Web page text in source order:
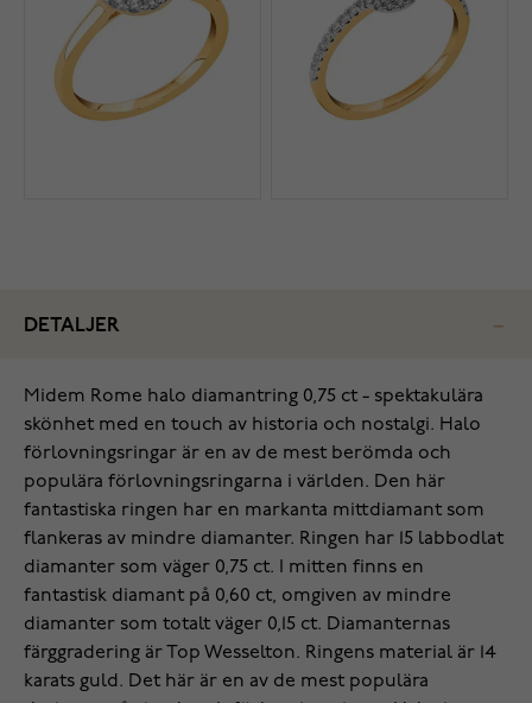
DETALJER
Midem Rome halo diamantring 0,75 ct - spektakulära
skönhet med en touch av historia och nostalgi. Halo
förlovningsringar är en av de mest berömda och
populära förlovningsringarna i världen. Den här
fantastiska ringen har en markanta mittdiamant som
flankeras av mindre diamanter. Ringen har 15 labbodlat
diamanter som väger 0,75 ct. I mitten finns en
fantastisk diamant på 0,60 ct, omgiven av mindre
diamanter som totalt väger 0,15 ct. Diamanternas
färggradering är Top Wesselton. Ringens material är 14
karats guld. Det här är en av de mest populära